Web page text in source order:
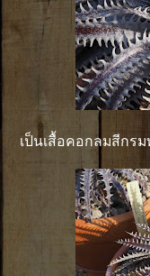
เป็นเสื้อคอกลมสีกรม